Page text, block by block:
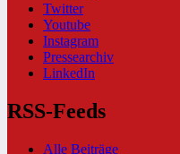
Twitter
Youtube
Instagram
Pressearchiv
LinkedIn
RSS-Feeds
Alle Beiträge